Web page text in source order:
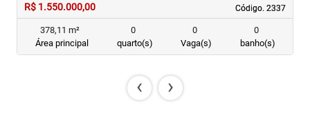
Código. 2337
Código. 2337
R$ 1.550.000,00
378,11 m²
Área principal
0
quarto(s)
0
Vaga(s)
0
banho(s)
‹ ›